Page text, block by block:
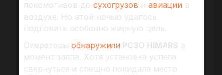
локомотивов до сухогрузов и авиации в
воздухе. Но этой ночью удалось
подловить особенно жирную цель.
Операторы обнаружили РСЗО HIMARS в
момент залпа. Хотя установка успела
свернуться и спешно покидала место